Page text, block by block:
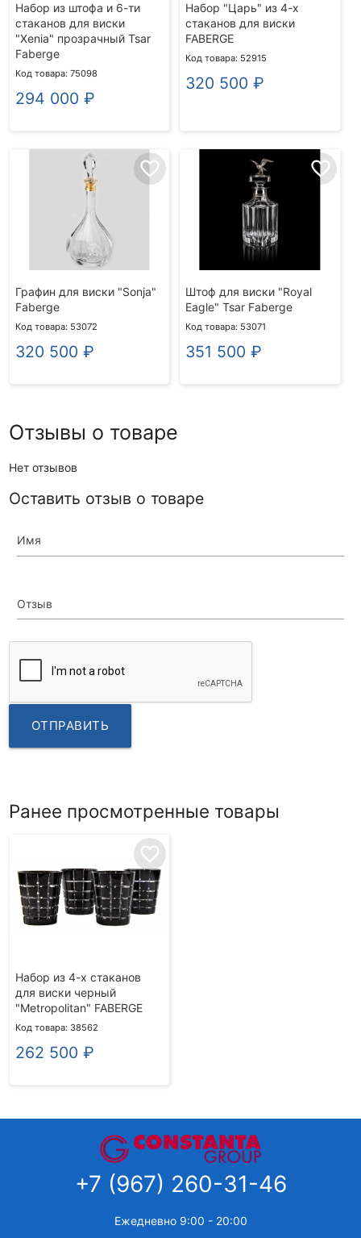
Набор из штофа и 6-ти
стаканов для виски
"Xenia" прозрачный Tsar
Faberge
Код товара: 75098
294 000 ₽
Набор "Царь" из 4-х
стаканов для виски
FABERGE
Код товара: 52915
320 500 ₽
favorite_border
Графин для виски "Sonja"
Faberge
Код товара: 53072
320 500 ₽
favorite_border
Штоф для виски "Royal
Eagle" Tsar Faberge
Код товара: 53071
351 500 ₽
Отзывы о товаре
Нет отзывов
Оставить отзыв о товаре
Имя
Отзыв
ОТПРАВИТЬ
Ранее просмотренные товары
favorite_border
Набор из 4-х стаканов
для виски черный
"Metropolitan" FABERGE
Код товара: 38562
262 500 ₽
+7 (967) 260-31-46
Ежедневно 9:00 - 20:00